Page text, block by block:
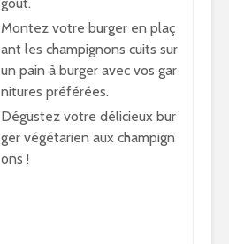
Montez votre burger en plaç
ant les champignons cuits sur
un pain à burger avec vos gar
nitures préférées.
Dégustez votre délicieux bur
ger végétarien aux champign
ons !